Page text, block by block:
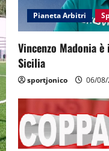
Pianeta Arbitri
Vincenzo Madonia
Sicilia
sportjonico 06/